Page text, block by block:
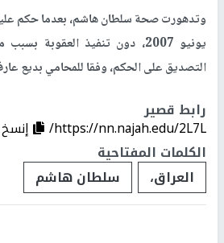
يونيو 2007، دون تنفيذ العقوبة
التصديق على الحكم، وفقا للمحامي بديع
رابط قصير
https://nn.najah.edu/2L7L/
إنسخ
الكلمات المفتاحية
العراق،
سلطان هاشم